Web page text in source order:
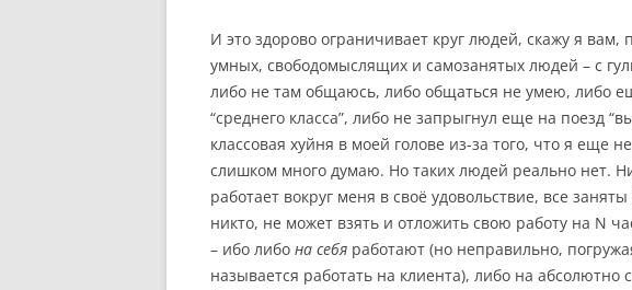
И это здорово ограничивает круг людей, скажу я вам,
умных, свободомыслящих и самозанятых людей – с
либо не там общаюсь, либо общаться не умею, либо
“среднего класса”, либо не запрыгнул еще на поезд
классовая хуйня в моей голове из-за того, что я еще
слишком много думаю. Но таких людей реально нет.
работает вокруг меня в своё удовольствие, все
никто, не может взять и отложить свою работу на N
– ибо либо на себя работают (но неправильно,
называется работать на клиента), либо на